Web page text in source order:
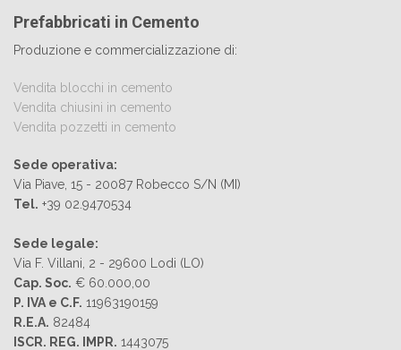
Prefabbricati in Cemento
Produzione e commercializzazione di:
Vendita blocchi in cemento
Vendita chiusini in cemento
Vendita pozzetti in cemento
Sede operativa:
Via Piave, 15 - 20087 Robecco S/N (MI)
Tel. +39 02.9470534
Sede legale:
Via F. Villani, 2 - 29600 Lodi (LO)
Cap. Soc. € 60.000,00
P. IVA e C.F. 11963190159
R.E.A. 82484
ISCR. REG. IMPR. 1443075